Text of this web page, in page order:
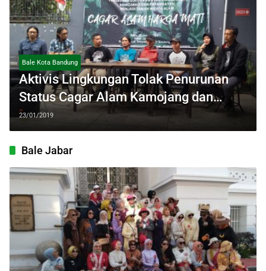
Bale Kota Bandung
Aktivis Lingkungan Tolak Penurunan
Status Cagar Alam Kamojang dan
Papandayan
23/01/2019
Bale Jabar